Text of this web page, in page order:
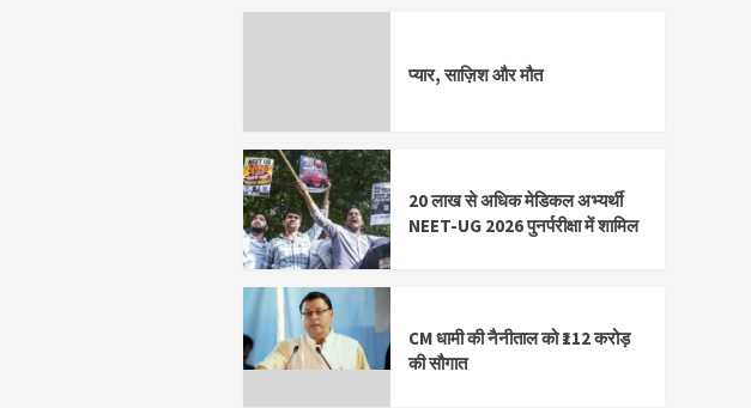
प्यार, साज़िश और मौत
20 लाख से अधिक मेडिकल अभ्यर्थी
NEET-UG 2026 पुनर्परीक्षा में शामिल
CM धामी की नैनीताल को ₹112 करोड़
की सौगात